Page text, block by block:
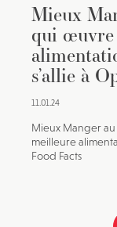
Mieux
qui œuvre
s’allie à
11.01.24
Mieux Manger
meilleure
Food Facts